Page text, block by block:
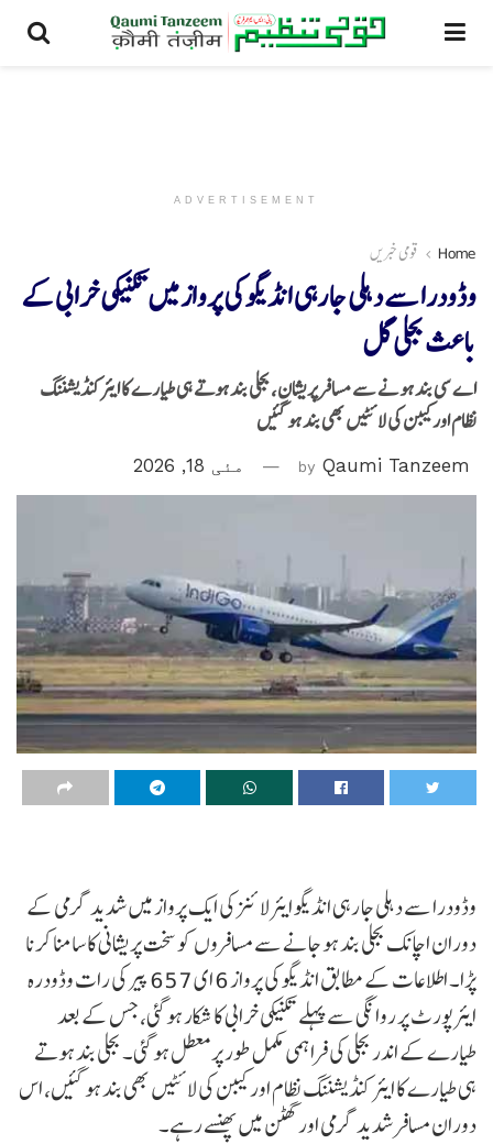
ADVERTISEMENT
Home قومی خبریں
وڈودرا سے دہلی جا رہی انڈیگو کی پرواز میں تکنیکی خرابی کے
باعث بجلی گل
اے سی بند ہونے سے مسافر پریشان، بجلی بند ہوتے ہی طیارے کا ایئر کنڈیشننگ
نظام اور کیبن کی لائٹیں بھی بند ہو گئیں
by Qaumi Tanzeem مئی 18, 2026
وڈودرا سے دہلی جا رہی انڈیگو ایئرلائنز کی ایک پرواز میں شدید گرمی کے
دوران اچانک بجلی بند ہو جانے سے مسافروں کو سخت پریشانی کا سامنا کرنا
پڑا۔ اطلاعات کے مطابق انڈیگو کی پرواز 6 ای 657 پیر کی رات وڈودرہ
ایئرپورٹ پر روانگی سے پہلے تکنیکی خرابی کا شکار ہو گئی، جس کے بعد
طیارے کے اندر بجلی کی فراہمی مکمل طور پر معطل ہو گئی۔ بجلی بند ہوتے
ہی طیارے کا ایئر کنڈیشننگ نظام اور کیبن کی لائٹیں بھی بند ہو گئیں، اس
دوران مسافر شدید گرمی اور گھٹن میں پھنسے رہے۔